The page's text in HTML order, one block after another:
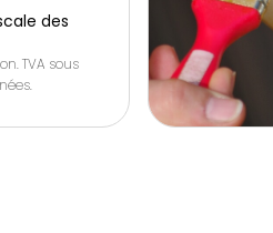
des
TVA sous